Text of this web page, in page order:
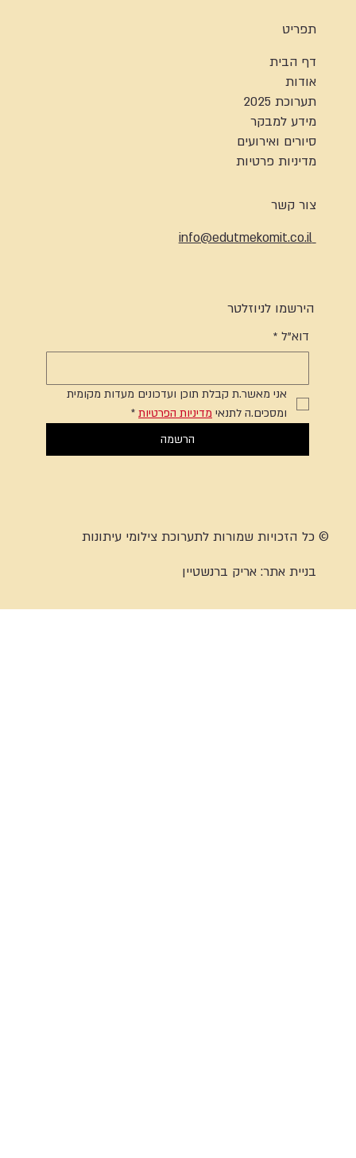
תפריט
דף הבית
אודות
תערוכת 2025
מידע למבקר
סיורים ואירועים
מדיניות פרטיות
צור קשר
info@edutmekomit.co.il
הירשמו לניוזלטר
דוא"ל *
אני מאשר.ת קבלת תוכן ועדכונים מעדות מקומית
ומסכים.ה לתנאי מדיניות הפרטיות *
הרשמה
© כל הזכויות שמורות לתערוכת צילומי עיתונות
בניית אתר:אריק ברנשטיין